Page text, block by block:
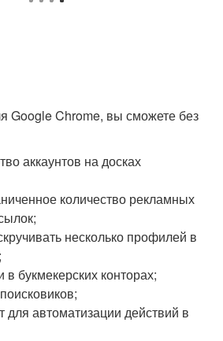
Google Chrome, вы сможете без
аккаунтов на досках
количество рекламных
несколько профилей в
в букмекерских конторах;
для автоматизации действий в